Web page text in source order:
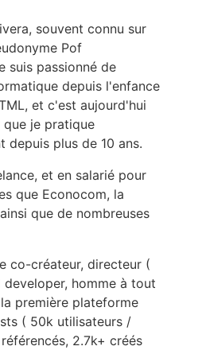
souvent connu sur
Pof
suis passionné de
depuis l'enfance
et c'est aujourd'hui
je pratique
depuis plus de 10 ans.
et en salarié pour
que Econocom, la
que de nombreuses
co-créateur, directeur (
developer, homme à tout
première plateforme
( 50k utilisateurs /
2.7k+ créés